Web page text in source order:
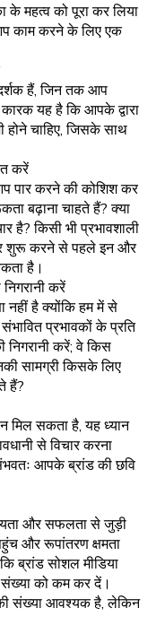
के महत्व को पूरा कर लिया
काम करने के लिए एक
हैं, जिन तक आप
यह है कि आपके द्वारा
होने चाहिए, जिसके साथ
करें
पार करने की कोशिश कर
बढ़ाना चाहते हैं? क्या
है? किसी भी प्रभावशाली
शुरू करने से पहले इन और
है।
करें
है क्योंकि हम में से
प्रभावकों के प्रति
निगरानी करें; वे किस
सामग्री किसके लिए
हैं?
मिल सकता है, यह ध्यान
से विचार करना
आपके ब्रांड की छवि
और सफलता से जुड़ी
और रूपांतरण क्षमता
ब्रांड सोशल मीडिया
संख्या को कम कर दें।
की संख्या आवश्यक है, लेकिन